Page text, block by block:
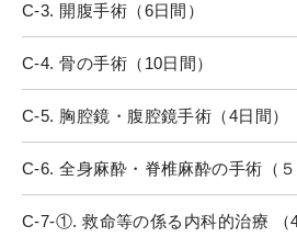
C-3. 開腹手術（6日間）
C-4. 骨の手術（10日間）
C-5. 胸腔鏡・腹腔鏡手術（4日間）
C-6. 全身麻酔・脊椎麻酔の手術（５
C-7-①. 救命等の係る内科的治療 （